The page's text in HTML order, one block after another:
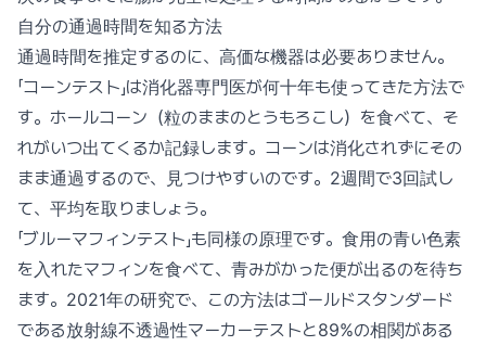
自分の通過時間を知る方法
通過時間を推定するのに、高価な機器は必要ありません。
「コーンテスト」は消化器専門医が何十年も使ってきた方法で
す。ホールコーン（粒のままのとうもろこし）を食べて、そ
れがいつ出てくるか記録します。コーンは消化されずにその
まま通過するので、見つけやすいのです。2週間で3回試し
て、平均を取りましょう。
「ブルーマフィンテスト」も同様の原理です。食用の青い色素
を入れたマフィンを食べて、青みがかった便が出るのを待ち
ます。2021年の研究で、この方法はゴールドスタンダード
である放射線不透過性マーカーテストと89%の相関がある